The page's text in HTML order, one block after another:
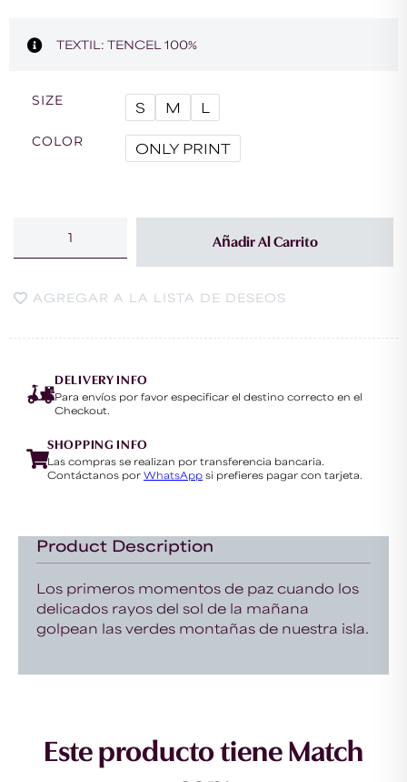
TEXTIL: TENCEL 100%
SIZE S M L
COLOR ONLY PRINT
Añadir Al Carrito
AGREGAR A LA LISTA DE DESEOS
DELIVERY INFO
Para envíos por favor especificar el destino correcto en el
Checkout.
SHOPPING INFO
Las compras se realizan por transferencia bancaria.
Contáctanos por WhatsApp si prefieres pagar con tarjeta.
Product Description
Los primeros momentos de paz cuando los
delicados rayos del sol de la mañana
golpean las verdes montañas de nuestra isla.
Este producto tiene Match